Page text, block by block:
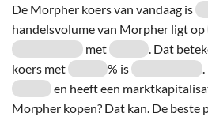
De Morpher koers van vandaag is
handelsvolume van Morpher ligt op
met
. Dat
koers met
% is
en heeft een
Morpher kopen? Dat kan. De beste